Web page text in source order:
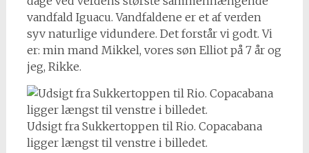
vandfald Iguacu. Vandfaldene er et af verden
syv naturlige vidundere. Det forstår vi godt. Vi
er: min mand Mikkel, vores søn Elliot på 7 år og
jeg, Rikke.
Udsigt fra Sukkertoppen til Rio. Copacabana
ligger længst til venstre i billedet.